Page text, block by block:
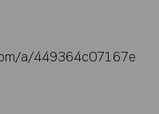
a/449364c07167e